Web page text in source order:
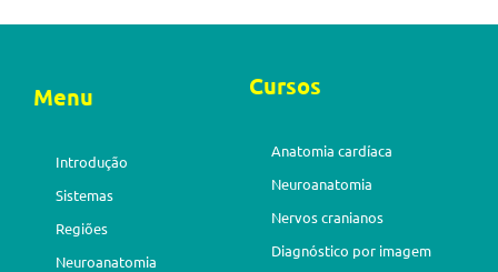
Menu
Introdução
Sistemas
Regiões
Neuroanatomia
Cursos
Anatomia cardíaca
Neuroanatomia
Nervos cranianos
Diagnóstico por imagem